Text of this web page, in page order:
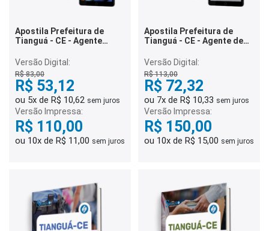
Apostila Prefeitura de
Tianguá - CE - Agente
Versão Digital:
R$ 83,00
R$ 53,12
ou 5x de R$ 10,62 sem juros
Versão Impressa:
R$ 110,00
ou 10x de R$ 11,00 sem juros
Apostila Prefeitura de
Tianguá - CE - Agente de
Feminino)
Versão Digital:
R$ 113,00
R$ 72,32
ou 7x de R$ 10,33 sem juros
Versão Impressa:
R$ 150,00
ou 10x de R$ 15,00 sem juros